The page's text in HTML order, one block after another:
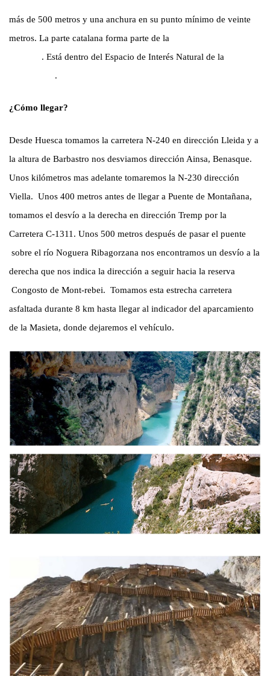
más de 500 metros y una anchura en su punto mínimo de veinte
metros. La parte catalana forma parte de la
. Está dentro del Espacio de Interés Natural de la
.
¿Cómo llegar?
Desde Huesca tomamos la carretera N-240 en dirección Lleida y a
la altura de Barbastro nos desviamos dirección Ainsa, Benasque.
Unos kilómetros mas adelante tomaremos la N-230 dirección
Viella. Unos 400 metros antes de llegar a Puente de Montañana,
tomamos el desvío a la derecha en dirección Tremp por la
Carretera C-1311. Unos 500 metros después de pasar el puente
sobre el río Noguera Ribagorzana nos encontramos un desvío a la
derecha que nos indica la dirección a seguir hacia la reserva
Congosto de Mont-rebei. Tomamos esta estrecha carretera
asfaltada durante 8 km hasta llegar al indicador del aparcamiento
de la Masieta, donde dejaremos el vehículo.